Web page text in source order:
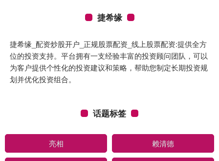
捷希缘
捷希缘_配资炒股开户_正规股票配资_线上股票配资:提供全方
位的投资支持。平台拥有一支经验丰富的投资顾问团队，可以
为客户提供个性化的投资建议和策略，帮助您制定长期投资规
划并优化投资组合。
话题标签
亮相 赖清德